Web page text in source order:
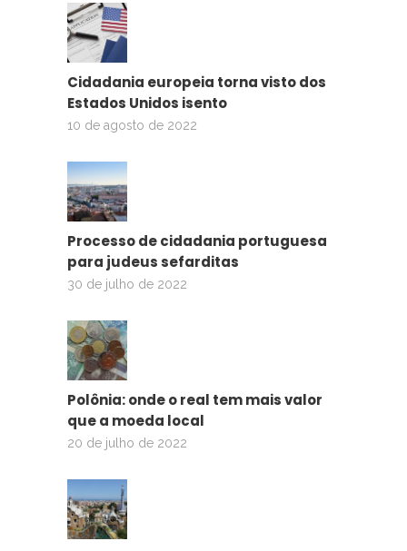
Cidadania europeia torna visto dos
Estados Unidos isento
10 de agosto de 2022
Processo de cidadania portuguesa
para judeus sefarditas
30 de julho de 2022
Polônia: onde o real tem mais valor
que a moeda local
20 de julho de 2022